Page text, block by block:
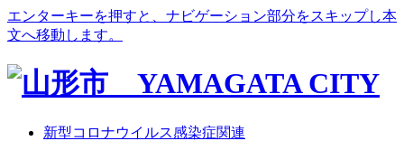
エンターキーを押すと、ナビゲーション部分をスキップし本
文へ移動します。
新型コロナウイルス感染症関連